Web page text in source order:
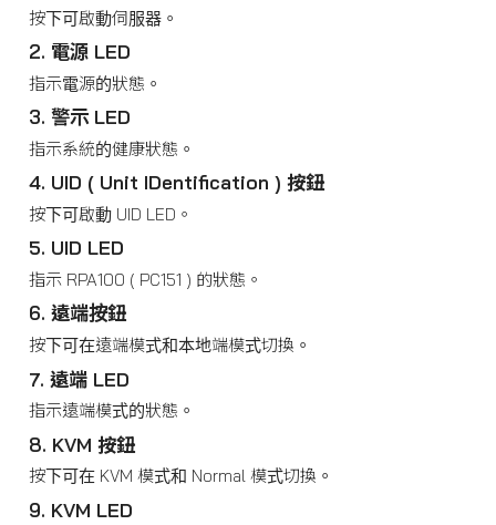
按下可啟動伺服器。
2. 電源 LED
指示電源的狀態。
3. 警示 LED
指示系統的健康狀態。
4. UID ( Unit IDentification ) 按鈕
按下可啟動 UID LED。
5. UID LED
指示 RPA100 ( PC151 ) 的狀態。
6. 遠端按鈕
按下可在遠端模式和本地端模式切換。
7. 遠端 LED
指示遠端模式的狀態。
8. KVM 按鈕
按下可在 KVM 模式和 Normal 模式切換。
9. KVM LED